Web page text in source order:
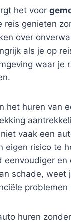
het voor
reis genieten
over
als je op
waar je
het huren van
vaak een
eigen risico te
eenvoudiger en
schade, weet
problemen
huren